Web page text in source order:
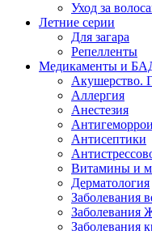
Уход за
Летние серии
Для загара
Репелленты
Медикаменты и
Акушерство.
Аллергия
Анестезия
Антисептики
Витамины и
Дерматология
Заболевания
Заболевания
Заболевания